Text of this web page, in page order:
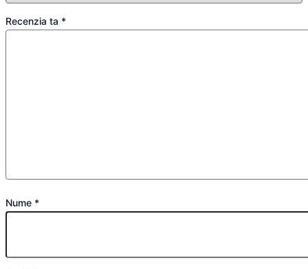
Recenzia ta *
Nume *